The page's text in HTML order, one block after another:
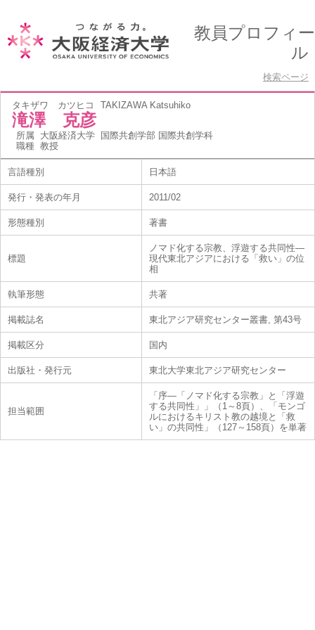
教員プロフィー
ル
検索ページ
タキザワ カツヒコ TAKIZAWA Katsuhiko
滝澤 克彦
所属 大阪経済大学 国際共創学部 国際共創学科
職種 教授
言語種別 日本語
発行・発表の年月 2011/02
形態種別 著書
標題
ノマド化する宗教、浮遊する共同性―
現代東北アジアにおける「救い」の位
相
執筆形態 共著
掲載誌名 東北アジア研究センター叢書, 第43号
掲載区分 国内
出版社・発行元 東北大学東北アジア研究センター
担当範囲
「序―「ノマド化する宗教」と「浮遊
する共同性」」（1～8頁）、「モンゴ
ルにおけるキリスト教の越境と「救
い」の共同性」（127～158頁）を単著